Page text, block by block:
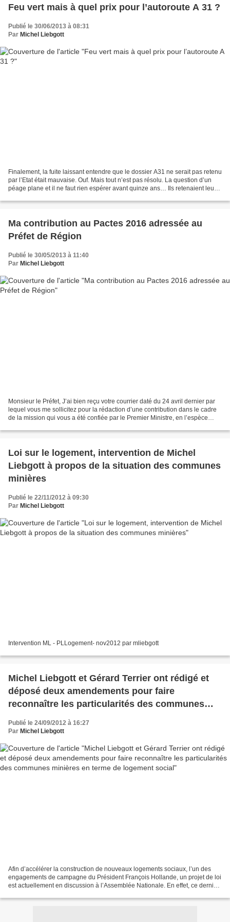
Feu vert mais à quel prix pour l’autoroute A 31 ?
Publié le 30/06/2013 à 08:31
Par Michel Liebgott
Finalement, la fuite laissant entendre que le dossier A31 ne serait pas retenu
par l’Etat était mauvaise. Ouf. Mais tout n’est pas résolu. La question d’un
péage plane et il ne faut rien espérer avant quinze ans… Ils retenaient leur
Ma contribution au Pactes 2016 adressée au
Préfet de Région
Publié le 30/05/2013 à 11:40
Par Michel Liebgott
Monsieur le Préfet, J’ai bien reçu votre courrier daté du 24 avril dernier par
lequel vous me sollicitez pour la rédaction d’une contribution dans le cadre
de la mission qui vous a été confiée par le Premier Ministre, en l’espèce
Loi sur le logement, intervention de Michel
Liebgott à propos de la situation des communes
minières
Publié le 22/11/2012 à 09:30
Par Michel Liebgott
Intervention ML - PLLogement- nov2012 par mliebgott
Michel Liebgott et Gérard Terrier ont rédigé et
déposé deux amendements pour faire
reconnaître les particularités des communes
minières en terme de logement social
Publié le 24/09/2012 à 16:27
Par Michel Liebgott
Afin d’accélérer la construction de nouveaux logements sociaux, l’un des
engagements de campagne du Président François Hollande, un projet de loi
est actuellement en discussion à l’Assemblée Nationale. En effet, ce dernier